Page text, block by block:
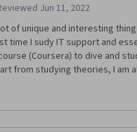
dan dengan sabar menjawab
sepenuhnya dalam
saya memahami materi
sangat intuitif dan mudah
disajikan dengan jelas,
daya lain yang memperluas
berbagai topik penting dalam
Jun 11, 2022
of unique and interesting
time I sudy IT support and
(Coursera) to dive and
from studying theories, I am
with students that those
Never I find the course as
course.